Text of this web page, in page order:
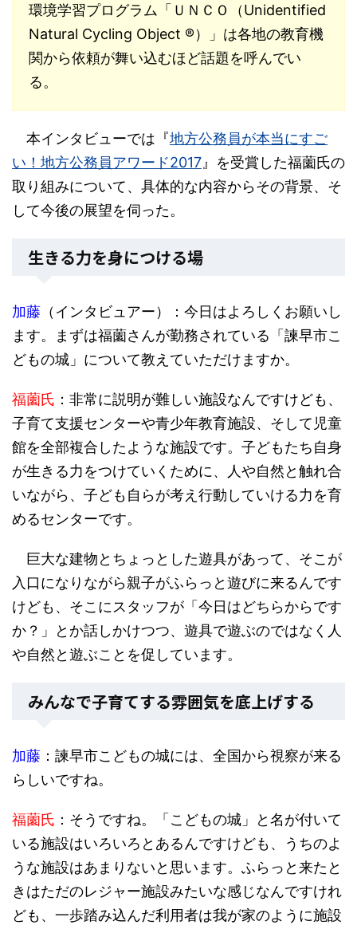
環境学習プログラム「ＵＮＣＯ（Unidentified
Natural Cycling Object ®）」は各地の教育機
関から依頼が舞い込むほど話題を呼んでい
る。
本インタビューでは『地方公務員が本当にすご
い！地方公務員アワード2017 』を受賞した福薗氏の
取り組みについて、具体的な内容からその背景、そ
して今後の展望を伺った。
生きる力を身につける場
加藤 （インタビュアー）：今日はよろしくお願いし
ます。まずは福薗さんが勤務されている「諫早市こ
どもの城」について教えていただけますか。
福薗氏 ：非常に説明が難しい施設なんですけども、
子育て支援センターや青少年教育施設、そして児童
館を全部複合したような施設です。子どもたち自身
が生きる力をつけていくために、人や自然と触れ合
いながら、子ども自らが考え行動していける力を育
めるセンターです。
巨大な建物とちょっとした遊具があって、そこが
入口になりながら親子がふらっと遊びに来るんです
けども、そこにスタッフが「今日はどちらからです
か？」とか話しかけつつ、遊具で遊ぶのではなく人
や自然と遊ぶことを促しています。
みんなで子育てする雰囲気を底上げする
加藤 ：諫早市こどもの城には、全国から視察が来る
らしいですね。
福薗氏 ：そうですね。「こどもの城」と名が付いて
いる施設はいろいろとあるんですけども、うちのよ
うな施設はあまりないと思います。ふらっと来たと
きはただのレジャー施設みたいな感じなんですけれ
ども、一歩踏み込んだ利用者は我が家のように施設